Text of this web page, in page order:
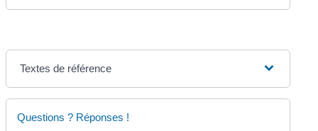
Textes de référence
Questions ? Réponses !